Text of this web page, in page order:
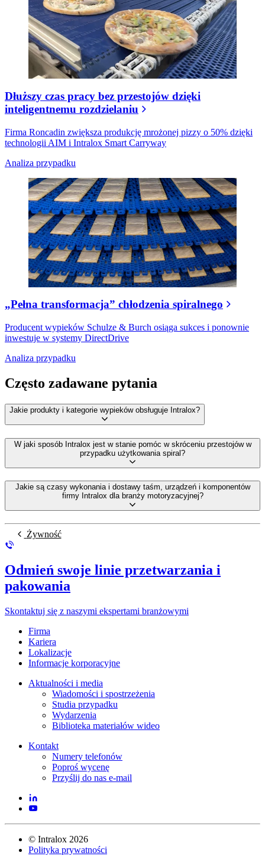
Dłuższy czas pracy bez przestojów dzięki
inteligentnemu rozdzielaniu
Firma Roncadin zwiększa produkcję mrożonej pizzy o 50% dzięki
technologii AIM i Intralox Smart Carryway
Analiza przypadku
„Pełna transformacja” chłodzenia spiralnego
Producent wypieków Schulze & Burch osiąga sukces i ponownie
inwestuje w systemy DirectDrive
Analiza przypadku
Często zadawane pytania
Jakie produkty i kategorie wypieków obsługuje Intralox?
W jaki sposób Intralox jest w stanie pomóc w skróceniu przestojów w
przypadku użytkowania spiral?
Jakie są czasy wykonania i dostawy taśm, urządzeń i komponentów
firmy Intralox dla branży motoryzacyjnej?
Żywność
Odmień swoje linie przetwarzania i
pakowania
Skontaktuj się z naszymi ekspertami branżowymi
Firma
Kariera
Lokalizacje
Informacje korporacyjne
Aktualności i media
Wiadomości i spostrzeżenia
Studia przypadku
Wydarzenia
Biblioteka materiałów wideo
Kontakt
Numery telefonów
Poproś wycenę
Przyślij do nas e-mail
© Intralox 2026
Polityka prywatności